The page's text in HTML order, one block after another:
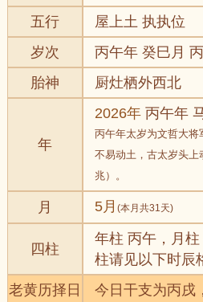
五行
屋上土 执执位
岁次
丙午年 癸巳月
胎神
厨灶栖外西北
年
2026年 丙午年
丙午年太岁为文哲大
不易动土，古太岁头上
兆）。
月 5月(本月共31天)
四柱
年柱 丙午，月
柱请见以下时辰
老黄历择日
今日干支为丙戌